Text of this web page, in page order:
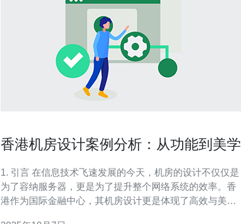
香港机房设计案例分析：从功能到美学
1. 引言 在信息技术飞速发展的今天，机房的设计不仅仅是
为了容纳服务器，更是为了提升整个网络系统的效率。香
港作为国际金融中心，其机房设计更是体现了高效与美学